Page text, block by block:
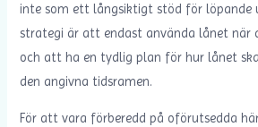
inte som ett långsiktigt stöd för löpande
strategi är att endast använda lånet när
och att ha en tydlig plan för hur lånet
den angivna tidsramen.
För att vara förberedd på oförutsedda